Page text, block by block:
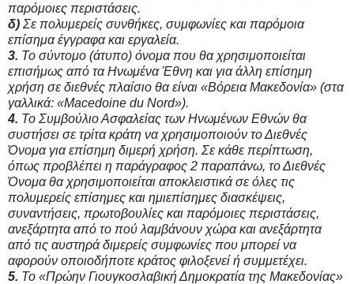
παρόμοιες περιστάσεις.
δ) Σε πολυμερείς συνθήκες, συμφωνίες και παρόμοια
επίσημα έγγραφα και εργαλεία.
3. Το σύντομο (άτυπο) όνομα που θα χρησιμοποιείται
επισήμως από τα Ηνωμένα Έθνη και για άλλη επίσημη
χρήση σε διεθνές πλαίσιο θα είναι «Βόρεια Μακεδονία» (στα
γαλλικά: «Μacedoine du Νord»).
4. Το Συμβούλιο Ασφαλείας των Ηνωμένων Εθνών θα
συστήσει σε τρίτα κράτη να χρησιμοποιούν το Διεθνές
Όνομα για επίσημη διμερή χρήση. Σε κάθε περίπτωση,
όπως προβλέπει η παράγραφος 2 παραπάνω, το Διεθνές
Όνομα θα χρησιμοποιείται αποκλειστικά σε όλες τις
πολυμερείς επίσημες και ημιεπίσημες διασκέψεις,
συναντήσεις, πρωτοβουλίες και παρόμοιες περιστάσεις,
ανεξάρτητα από το πού λαμβάνουν χώρα και ανεξάρτητα
από τις αυστηρά διμερείς συμφωνίες που μπορεί να
αφορούν οποιοδήποτε κράτος φιλοξενεί ή συμμετέχει.
5. Το «Πρώην Γιουγκοσλαβική Δημοκρατία της Μακεδονίας»